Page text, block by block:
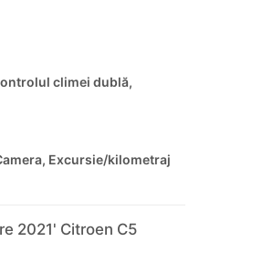
climei dublă,
Excursie/kilometraj
2021' Citroen C5